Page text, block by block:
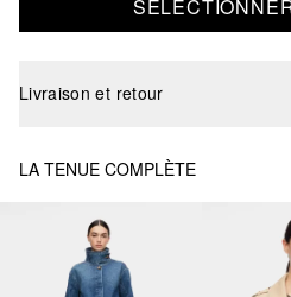
Livraison et retour
LA TENUE COMPLÈTE